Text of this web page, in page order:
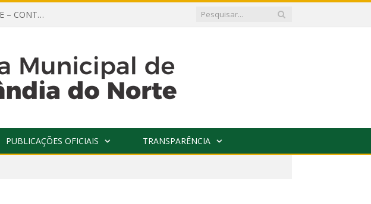
AVISO DE DISPENSA DE LICITAÇÃO Nº 400012/2026- SME – CONTRATAÇÃO DE EMPRESA ESPECIALIZADA PARA LOCAÇÃO DE ÔNIBUS EXECUTIVO COM CAPACIDADE DE 60 (SESSENTA) POLTRONAS, PARA TRANSPORTAR PROFESSORES RESPONSÁVEIS E ALUNOS PARA BRASÍLIA, COM SAÍDA DIA 10/08/2026 E RETORNO DIA 14/08/2026
PUBLICAÇÕES OFICIAIS TRANSPARÊNCIA